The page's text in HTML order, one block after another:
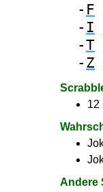
- F
- I
-T
- Z
12
Andere